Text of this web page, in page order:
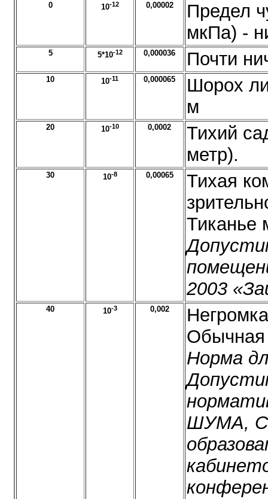
0 10-12 0,00002
Предел
мкПа) -
5 5*10-12 0,000036 Почти
10 10-11 0,000065
Шорох
м
20 10-10 0,0002
Тихий
метр).
30 10-8 0,00065
Тихая
Тиканье
2003
40 10-3 0,002
Обычная
Норма
ШУМА,